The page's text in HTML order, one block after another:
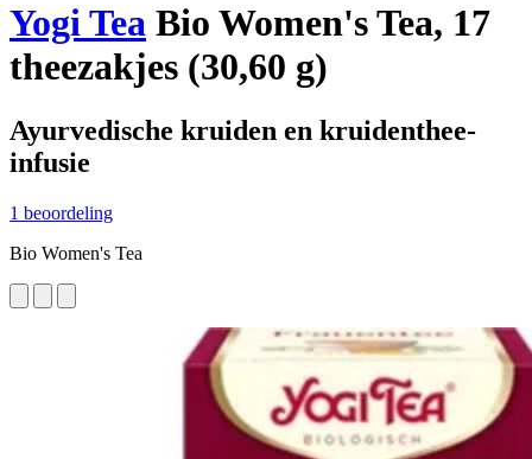
Yogi Tea Bio Women's Tea, 17
theezakjes (30,60 g)
Ayurvedische kruiden en kruidenthee-
infusie
1 beoordeling
Bio Women's Tea